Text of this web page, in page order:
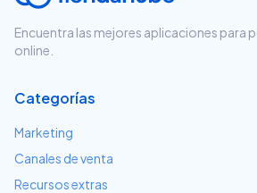
Encuentra las mejores aplicaciones para
online.
Categorías
Marketing
Canales de venta
Recursos extras